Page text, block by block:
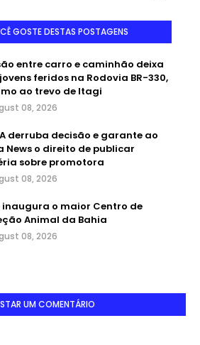
GOSTE DESTAS POSTAGENS
entre carro e caminhão deixa
feridos na Rodovia BR-330,
ao trevo de Itagi
08, 2026
derruba decisão e garante ao
News o direito de publicar
sobre promotora
08, 2026
inaugura o maior Centro de
Animal da Bahia
08, 2026
UM COMENTÁRIO